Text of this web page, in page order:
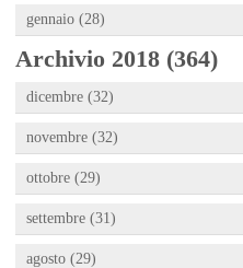
gennaio (28)
Archivio 2018 (364)
dicembre (32)
novembre (32)
ottobre (29)
settembre (31)
agosto (29)